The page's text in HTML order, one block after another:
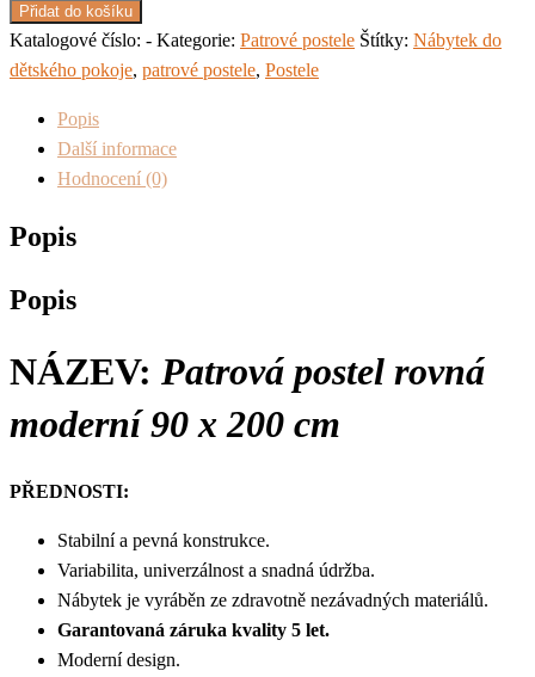
Přidat do košíku
Katalogové číslo: - Kategorie: Patrové postele Štítky: Nábytek do
dětského pokoje, patrové postele, Postele
Popis
Další informace
Hodnocení (0)
Popis
Popis
NÁZEV: Patrová postel rovná
moderní 90 x 200 cm
PŘEDNOSTI:
Stabilní a pevná konstrukce.
Variabilita, univerzálnost a snadná údržba.
Nábytek je vyráběn ze zdravotně nezávadných materiálů.
Garantovaná záruka kvality 5 let.
Moderní design.